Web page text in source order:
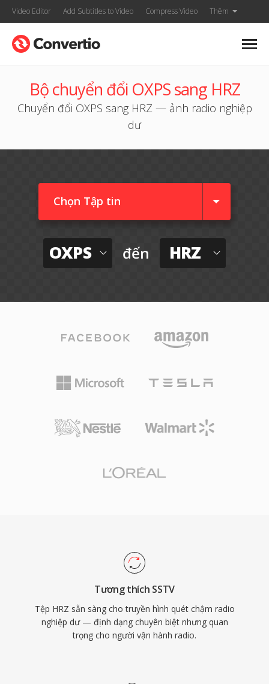
Video Editor Add Subtitles to Video Compress Video Thêm
Bộ chuyển đổi OXPS sang HRZ
Chuyển đổi OXPS sang HRZ — ảnh radio nghiệp
dư
Chọn Tập tin
OXPS đến HRZ
Tương thích SSTV
Tệp HRZ sẵn sàng cho truyền hình quét chậm radio
nghiệp dư — định dạng chuyên biệt nhưng quan
trọng cho người vận hành radio.